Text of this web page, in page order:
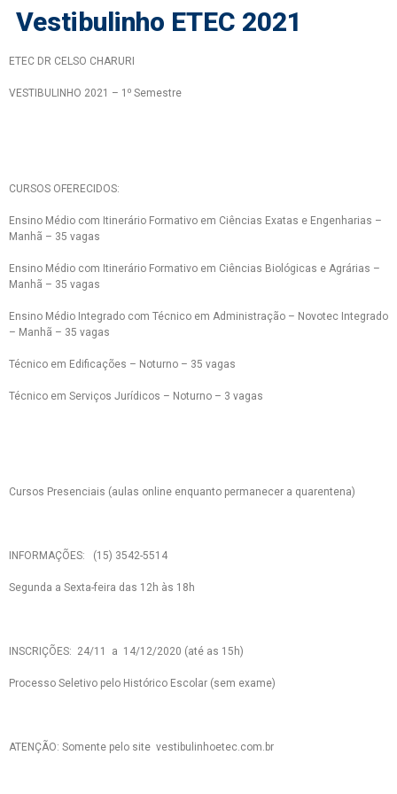
Vestibulinho ETEC 2021
ETEC DR CELSO CHARURI
VESTIBULINHO 2021 – 1⁰ Semestre
CURSOS OFERECIDOS:
Ensino Médio com Itinerário Formativo em Ciências Exatas e Engenharias –
Manhã – 35 vagas
Ensino Médio com Itinerário Formativo em Ciências Biológicas e Agrárias –
Manhã – 35 vagas
Ensino Médio Integrado com Técnico em Administração – Novotec Integrado
– Manhã – 35 vagas
Técnico em Edificações – Noturno – 35 vagas
Técnico em Serviços Jurídicos – Noturno – 3 vagas
Cursos Presenciais (aulas online enquanto permanecer a quarentena)
INFORMAÇÕES: (15) 3542-5514
Segunda a Sexta-feira das 12h às 18h
INSCRIÇÕES: 24/11 a 14/12/2020 (até as 15h)
Processo Seletivo pelo Histórico Escolar (sem exame)
ATENÇÃO: Somente pelo site vestibulinhoetec.com.br